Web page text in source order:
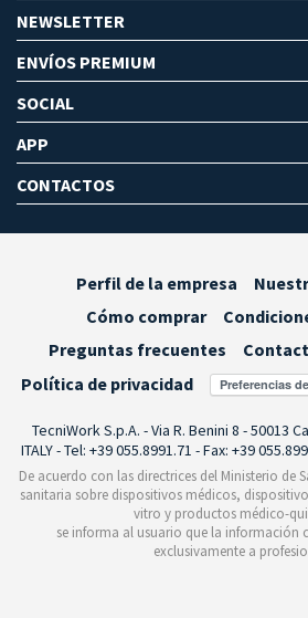
NEWSLETTER
ENVÍOS PREMIUM
SOCIAL
APP
CONTACTOS
Perfil de la empresa
Cómo comprar
Preguntas frecuentes
Política de privacidad
Preferencias
TecniWork S.p.A. - Via R. Benini 8 - 50013
ITALY - Tel: +39 055.8991.71 - Fax: +39
De acuerdo con las directrices del Ministerio de
sanitaria sobre dispositivos médicos,
vitro y productos médico-
se informa al usuario que la información
exclusivamente a